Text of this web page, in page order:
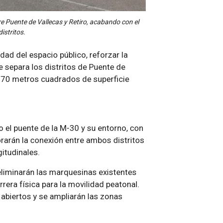
Puente de Vallecas y Retiro, acabando con el
del espacio público, reforzar la
separa los distritos de Puente de
metros cuadrados de superficie
puente de la M-30 y su entorno, con
la conexión entre ambos distritos
las marquesinas existentes
física para la movilidad peatonal.
y se ampliarán las zonas